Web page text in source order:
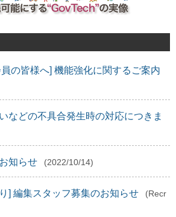
の皆様へ] 機能強化に関するご案内
などの不具合発生時の対応につきま
知らせ (2022/10/14)
] 編集スタッフ募集のお知らせ
(Recr